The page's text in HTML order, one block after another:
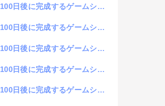
100日後に完成するゲームシステム 8日目「タイトル画面の追加」
100日後に完成するゲームシステム 7日目「キャラクターが動くモックアップ構築」
100日後に完成するゲームシステム 6日目「3Dキャラクタ」
100日後に完成するゲームシステム 5日目「Blenderに挑戦」
100日後に完成するゲームシステム 4日目「マップパターンシステム」